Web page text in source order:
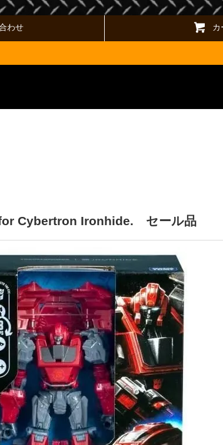
わせ カ
Cybertron Ironhide. セール品